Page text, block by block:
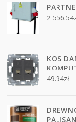
2 556.54
KOS
49.94zł